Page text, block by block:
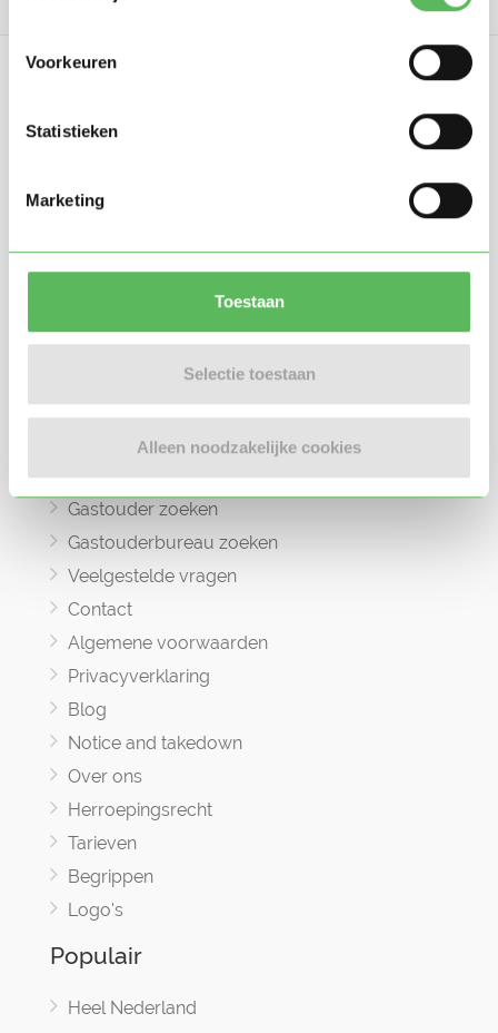
Voorkeuren
Statistieken
Marketing
Toestaan
Selectie toestaan
Alleen noodzakelijke cookies
in 2017, bedoeld om ouders, oppassers en
brengen.
Oppas zoeken
Oppaswerk zoeken
Gastouder zoeken
Gastouderbureau zoeken
Veelgestelde vragen
Contact
Algemene voorwaarden
Privacyverklaring
Blog
Notice and takedown
Over ons
Herroepingsrecht
Tarieven
Begrippen
Logo's
Populair
Heel Nederland